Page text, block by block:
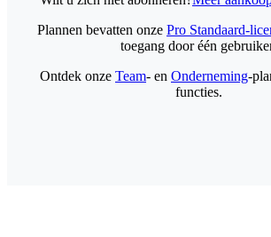
Plannen bevatten onze Pro Standaard-
toegang door één
Ontdek onze Team- en Onderneming-
functies.